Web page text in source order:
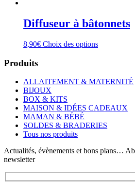
Diffuseur à bâtonnets
8,90€ Choix des optionsCe
variations.
Les
peuvent
être
choisies
sur
page
du
Produits
ALLAITEMENT & MATERNITÉ
BIJOUX
BOX & KITS
MAISON & IDÉES CADEAUX
MAMAN & BÉBÉ
SOLDES & BRADERIES
Tous nos produits
Actualités, évènements et bons plans…
newsletter